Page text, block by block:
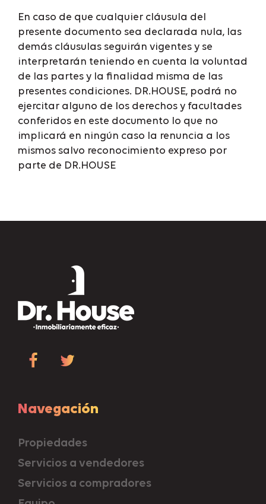
En caso de que cualquier cláusula del
presente documento sea declarada nula, las
demás cláusulas seguirán vigentes y se
interpretarán teniendo en cuenta la voluntad
de las partes y la finalidad misma de las
presentes condiciones. DR.HOUSE, podrá no
ejercitar alguno de los derechos y facultades
conferidos en este documento lo que no
implicará en ningún caso la renuncia a los
mismos salvo reconocimiento expreso por
parte de DR.HOUSE
Navegación
Propiedades
Servicios a vendedores
Servicios a compradores